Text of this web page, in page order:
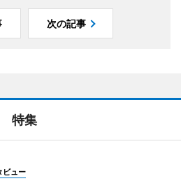
次の記事
特集
ビュー